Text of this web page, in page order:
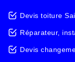
Devis toiture
Réparateur,
Devis